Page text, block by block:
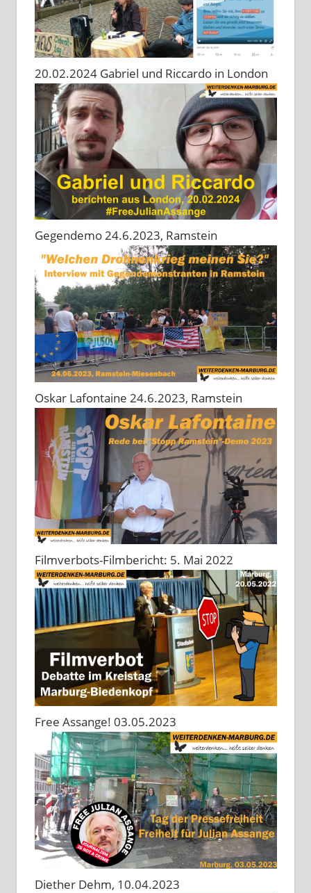
20.02.2024 Gabriel und Riccardo in London
Gegendemo 24.6.2023, Ramstein
Oskar Lafontaine 24.6.2023, Ramstein
Filmverbots-Filmbericht: 5. Mai 2022
Free Assange! 03.05.2023
Diether Dehm, 10.04.2023